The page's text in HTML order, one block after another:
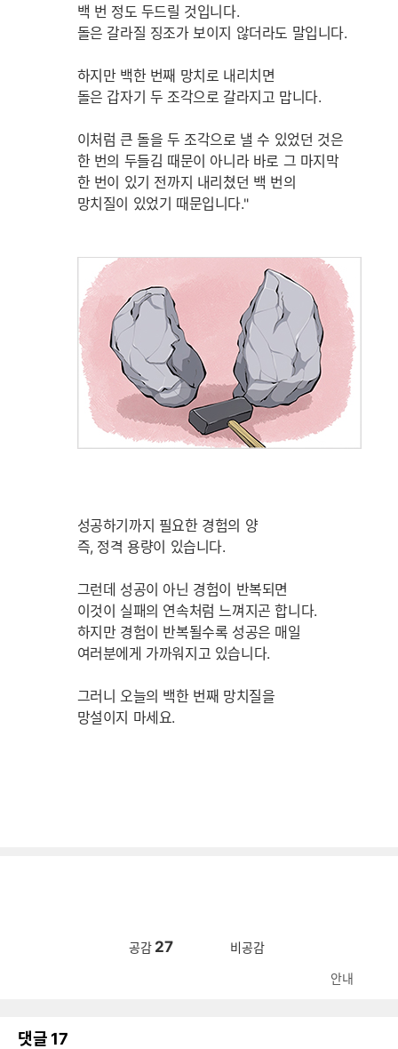
백 번 정도 두드릴 것입니다.
돌은 갈라질 징조가 보이지 않더라도 말입니다.
하지만 백한 번째 망치로 내리치면
돌은 갑자기 두 조각으로 갈라지고 맙니다.
이처럼 큰 돌을 두 조각으로 낼 수 있었던 것은
한 번의 두들김 때문이 아니라 바로 그 마지막
한 번이 있기 전까지 내리쳤던 백 번의
망치질이 있었기 때문입니다."
성공하기까지 필요한 경험의 양
즉, 정격 용량이 있습니다.
그런데 성공이 아닌 경험이 반복되면
이것이 실패의 연속처럼 느껴지곤 합니다.
하지만 경험이 반복될수록 성공은 매일
여러분에게 가까워지고 있습니다.
그러니 오늘의 백한 번째 망치질을
망설이지 마세요.
공감 27 비공감
안내
댓글 17